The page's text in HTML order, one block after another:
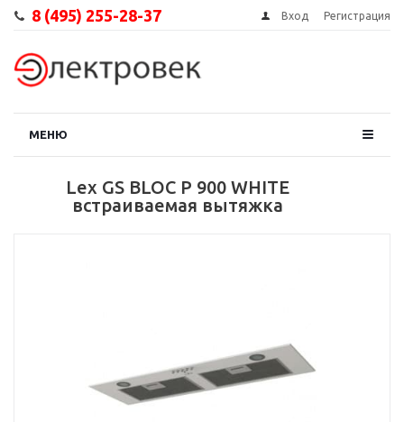
8 (495) 255-28-37 Вход Регистрация
МЕНЮ
Lex GS BLOC P 900 WHITE
встраиваемая вытяжка